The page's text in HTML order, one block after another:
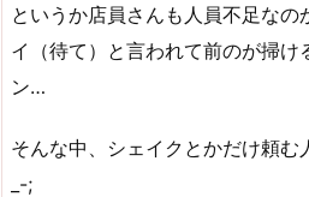
というか店員さんも人員不足な
イ（待て）と言われて前のが掃け
ン…
そんな中、シェイクとかだけ頼
_-;